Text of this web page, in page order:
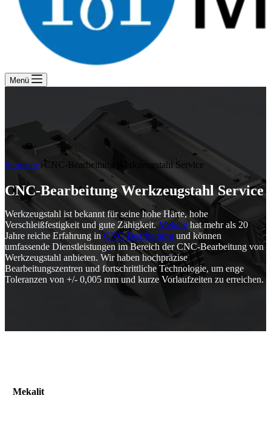
Menü
Startseite CNC-Bearbeitung Werkzeugstahl Service
CNC-Bearbeitung Werkzeugstahl Service
Werkzeugstahl ist bekannt für seine hohe Härte, hohe
Verschleißfestigkeit und gute Zähigkeit. Mekalit hat mehr als 20
Jahre reiche Erfahrung in CNC-Bearbeitung und können
umfassende Dienstleistungen im Bereich der CNC-Bearbeitung von
Werkzeugstahl anbieten. Wir haben hochpräzise
Bearbeitungszentren und fortschrittliche Technologie, um enge
Toleranzen von +/- 0,005 mm und kurze Vorlaufzeiten zu erreichen.
Mekalit